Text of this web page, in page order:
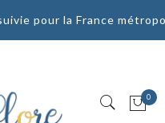
pour la France
0